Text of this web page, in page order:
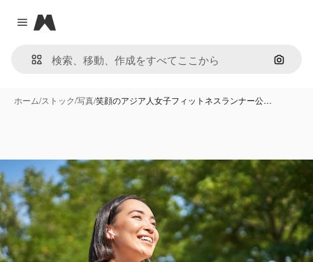
Close menu
Magnific
画像で
ホーム/ストック/写真/笑顔のアジア人女子フィットネスランナー公…